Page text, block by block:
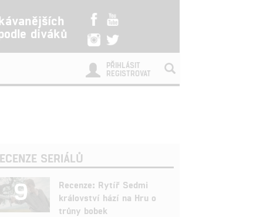
diváků
PŘIHLÁSIT
REGISTROVAT
SERIÁLŮ
9
Recenze: Rytíř Sedmi
království hází na Hru o
trůny bobek